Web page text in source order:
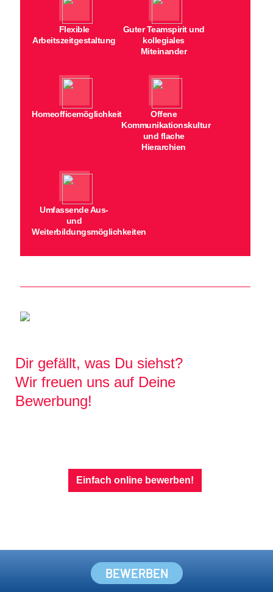
Flexible
Arbeitszeitgestaltung
Guter Teamspirit und
kollegiales
Miteinander
Homeofficemöglichkeit
Offene
Kommunikationskultur
und flache
Hierarchien
Umfassende Aus-
und
Weiterbildungsmöglichkeiten
Dir gefällt, was Du siehst?
Wir freuen uns auf Deine
Bewerbung!
Einfach online bewerben!
BEWERBEN